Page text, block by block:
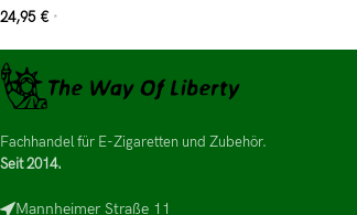
24,95 € *
Fachhandel für E-Zigaretten und Zubehör.
Seit 2014.
Mannheimer Straße 11